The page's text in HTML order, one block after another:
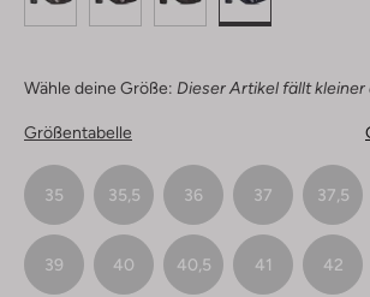
Wähle deine Größe: Dieser Artikel fällt kleiner
Größentabelle
35 35,5 36 37 37,5
39 40 40,5 41 42